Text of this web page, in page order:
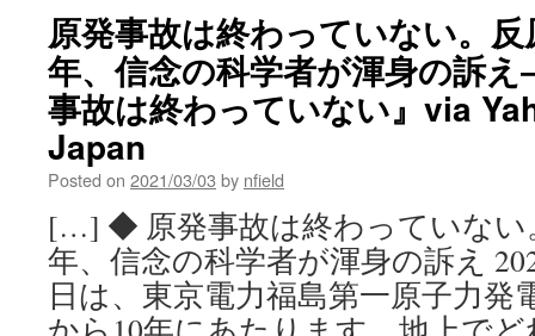
原発事故は終わっていない。
年、信念の科学者が渾身の訴
事故は終わっていない』via
Japan
Posted on 2021/03/03 by nfield
[…] ◆ 原発事故は終わっていない
年、信念の科学者が渾身の訴え
日は、東京電力福島第一原子力発